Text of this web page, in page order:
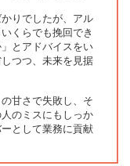
りでしたが、アル
くらでも挽回でき
とアドバイスをい
つつ、未来を見据
甘さで失敗し、そ
のミスにもしっか
として業務に貢献